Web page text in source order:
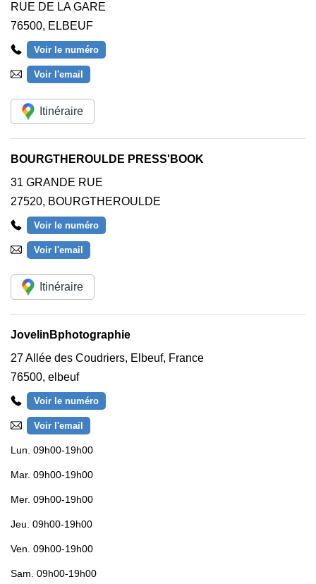
RUE DE LA GARE
76500, ELBEUF
Voir le numéro
Voir l'email
Itinéraire
BOURGTHEROULDE PRESS'BOOK
31 GRANDE RUE
27520, BOURGTHEROULDE
Voir le numéro
Voir l'email
Itinéraire
JovelinBphotographie
27 Allée des Coudriers, Elbeuf, France
76500, elbeuf
Voir le numéro
Voir l'email
Lun. 09h00-19h00
Mar. 09h00-19h00
Mer. 09h00-19h00
Jeu. 09h00-19h00
Ven. 09h00-19h00
Sam. 09h00-19h00